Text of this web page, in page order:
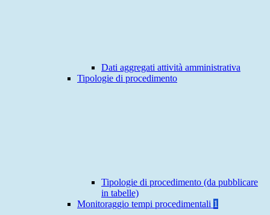
Dati aggregati attività amministrativa
Tipologie di procedimento
Tipologie di procedimento (da pubblicare
in tabelle)
Monitoraggio tempi procedimentali 1